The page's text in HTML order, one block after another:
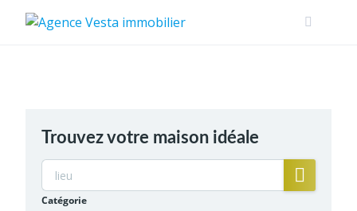
Trouvez votre maison idéale
Catégorie